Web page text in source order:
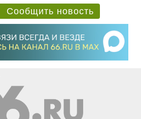
Сообщить новость